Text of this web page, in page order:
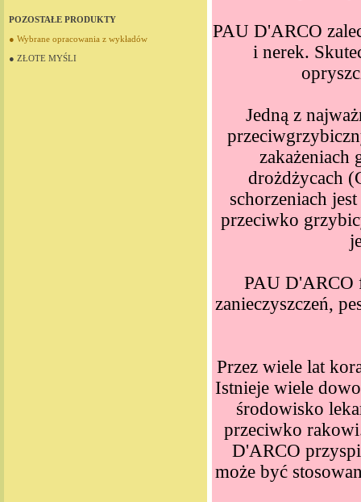
POZOSTAŁE PRODUKTY
● Wybrane opracowania z wykładów
● ZŁOTE MYŚLI
PAU D'ARCO
i nerek.
Jedną z
drożdżycach
schorzeniach
przeciwko
PAU D'ARCO
zanieczyszczeń,
Przez wiele lat
Istnieje wiele
środowisko
przeciwko
D'ARCO
może być